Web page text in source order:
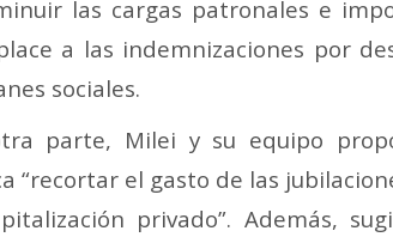
las cargas patronales e
a las indemnizaciones por
sociales.
parte, Milei y su equipo
“recortar el gasto de las
privado”. Además,